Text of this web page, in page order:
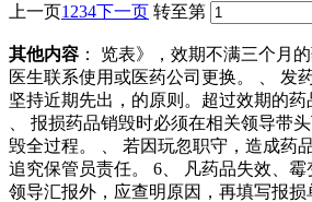
上一页1 234下一页 转至第
其他内容 ： 览表》，效期不满三个月
医生联系使用或医药公司更换。 、 发
坚持近期先出，的原则。超过效期的药
、 报损药品销毁时必须在相关领导带
毁全过程。 、 若因玩忽职守，造成药
追究保管员责任。 6、 凡药品失效、
领导汇报外，应查明原因，再填写报